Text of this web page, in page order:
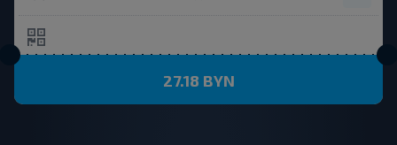
27.18 BYN